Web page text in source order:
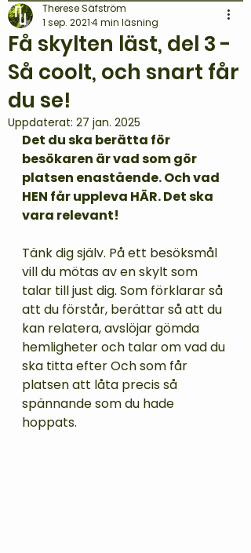
Få skylten läst, del 3 -
Så coolt, och snart får
du se!
Therese Säfström
1 sep. 20214 min läsning
Uppdaterat: 27 jan. 2025
Det du ska berätta för
besökaren är vad som gör
platsen enastående. Och vad
HEN får uppleva HÄR. Det ska
vara relevant!
Tänk dig själv. På ett besöksmål
vill du mötas av en skylt som
talar till just dig. Som förklarar så
att du förstår, berättar så att du
kan relatera, avslöjar gömda
hemligheter och talar om vad du
ska titta efter Och som får
platsen att låta precis så
spännande som du hade
hoppats.